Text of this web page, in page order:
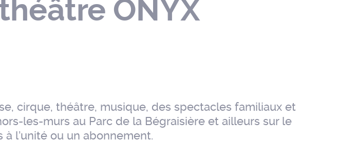
ONYX
cirque, théâtre, musique, des spectacles familiaux et
les-murs au Parc de la Bégraisière et ailleurs sur le
l’unité ou un abonnement.